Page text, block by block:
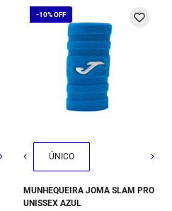
-10%
ÚNICO
MUNHEQUEIRA JOMA SLAM PRO
UNISSEX AZUL